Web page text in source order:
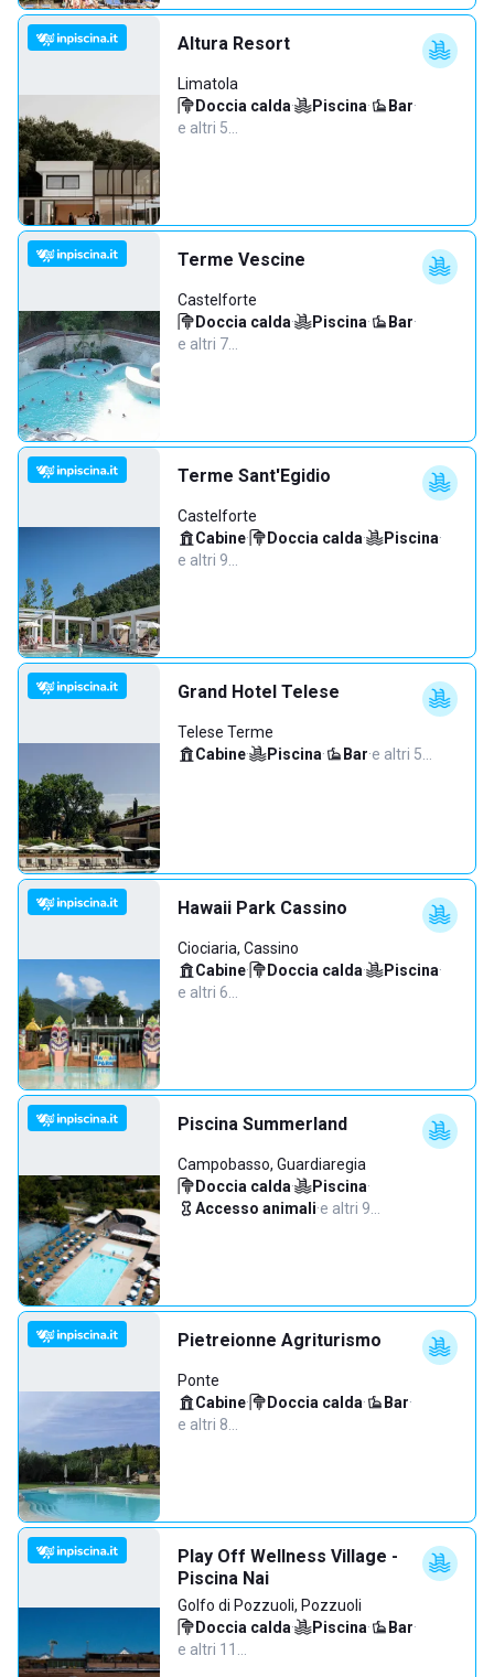
Altura Resort
Limatola
Doccia calda· Piscina· Bar·
e altri 5…
Terme Vescine
Castelforte
Doccia calda· Piscina· Bar·
e altri 7…
Terme Sant'Egidio
Castelforte
Cabine· Doccia calda· Piscina·
e altri 9…
Grand Hotel Telese
Telese Terme
Cabine· Piscina· Bar·e altri 5…
Hawaii Park Cassino
Ciociaria, Cassino
Cabine· Doccia calda· Piscina·
e altri 6…
Piscina Summerland
Campobasso, Guardiaregia
Doccia calda· Piscina·
Accesso animali·e altri 9…
Pietreionne Agriturismo
Ponte
Cabine· Doccia calda· Bar·
e altri 8…
Play Off Wellness Village -
Piscina Nai
Golfo di Pozzuoli, Pozzuoli
Doccia calda· Piscina· Bar·
e altri 11…